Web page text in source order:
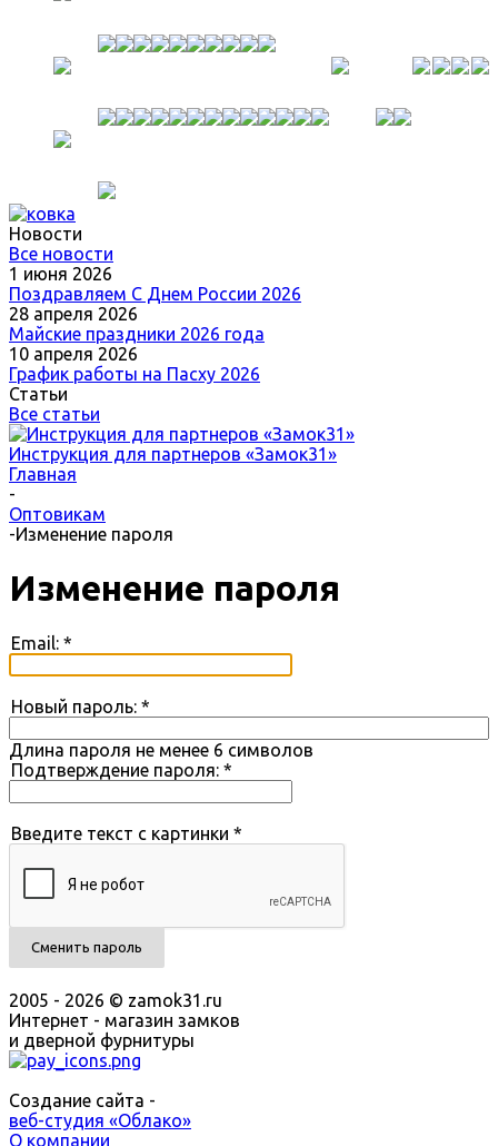
Новости
Все новости
1 июня 2026
Поздравляем С Днем России 2026
28 апреля 2026
Майские праздники 2026 года
10 апреля 2026
График работы на Пасху 2026
Статьи
Все статьи
Инструкция для партнеров «Замок31»
Главная
-
Оптовикам
-Изменение пароля
Изменение пароля
Email: *
Новый пароль: *
Длина пароля не менее 6 символов
Подтверждение пароля: *
Введите текст с картинки *
Сменить пароль
2005 - 2026 © zamok31.ru
Интернет - магазин замков
и дверной фурнитуры
Создание сайта -
веб-студия «Облако»
О компании